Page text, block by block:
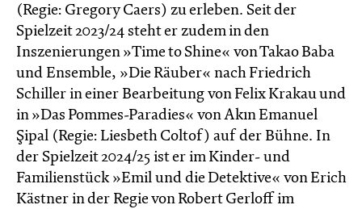
(Regie: Gregory Caers) zu erleben. Seit der
Spielzeit 2023/24 steht er zudem in den
Inszenierungen »Time to Shine« von Takao Baba
und Ensemble, »Die Räuber« nach Friedrich
Schiller in einer Bearbeitung von Felix Krakau und
in »Das Pommes-Paradies« von Akın Emanuel
Şipal (Regie: Liesbeth Coltof) auf der Bühne. In
der Spielzeit 2024/25 ist er im Kinder- und
Familienstück »Emil und die Detektive« von Erich
Kästner in der Regie von Robert Gerloff im